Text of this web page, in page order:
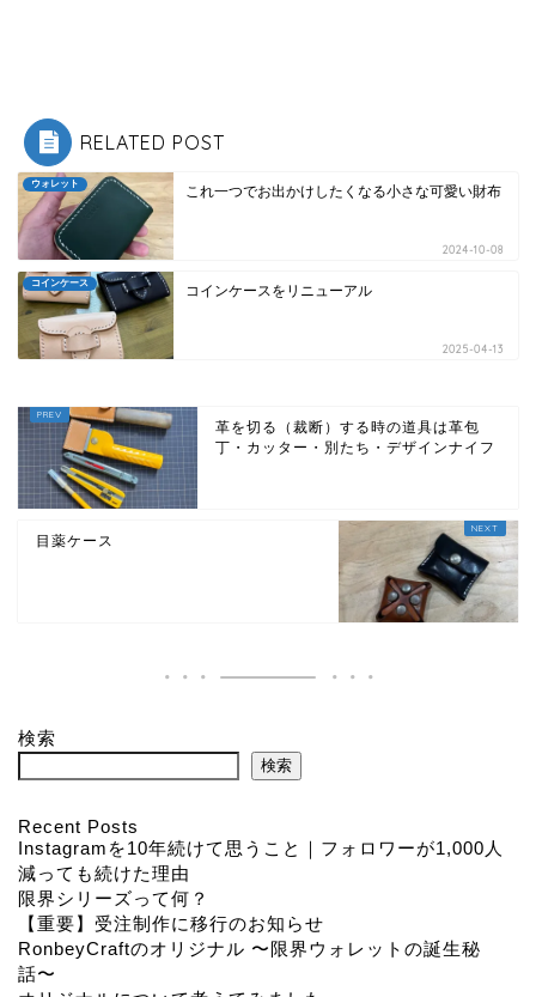
RELATED POST
ウォレット これ一つでお出かけしたくなる小さな可愛い財布
2024-10-08
コインケース コインケースをリニューアル
2025-04-13
革を切る（裁断）する時の道具は革包
丁・カッター・別たち・デザインナイフ
目薬ケース
検索
検索
Recent Posts
Instagramを10年続けて思うこと｜フォロワーが1,000人
減っても続けた理由
限界シリーズって何？
【重要】受注制作に移行のお知らせ
RonbeyCraftのオリジナル 〜限界ウォレットの誕生秘
話〜